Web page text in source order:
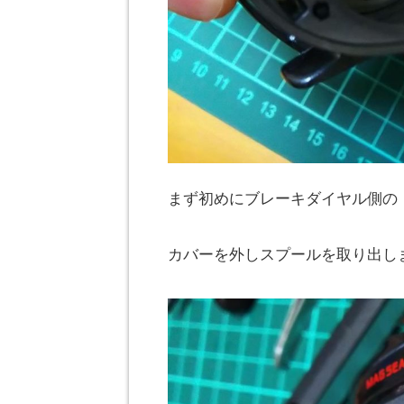
まず初めにブレーキダイヤル側の
カバーを外しスプールを取り出し